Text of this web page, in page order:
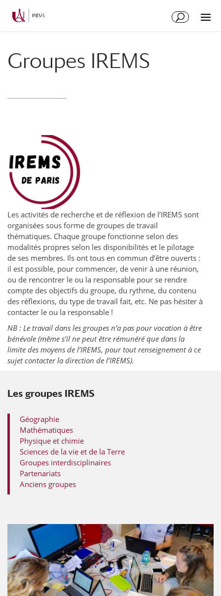
Groupes IREMS
Les activités de recherche et de réflexion de l’IREMS sont
organisées sous forme de groupes de travail
thématiques. Chaque groupe fonctionne selon des
modalités propres selon les disponibilités et le pilotage
de ses membres. Ils ont tous en commun d’être ouverts :
il est possible, pour commencer, de venir à une réunion,
ou de rencontrer le ou la responsable pour se rendre
compte des objectifs du groupe, du rythme, du contenu
des réflexions, du type de travail fait, etc. Ne pas hésiter à
contacter le ou la responsable !
NB : Le travail dans les groupes n’a pas pour vocation à être
bénévole (même s’il ne peut être rémunéré que dans la
limite des moyens de l’IREMS, pour tout renseignement à ce
sujet contacter la direction de l’IREMS).
Les groupes IREMS
Géographie
Mathématiques
Physique et chimie
Sciences de la vie et de la Terre
Groupes interdisciplinaires
Partenariats
Anciens groupes